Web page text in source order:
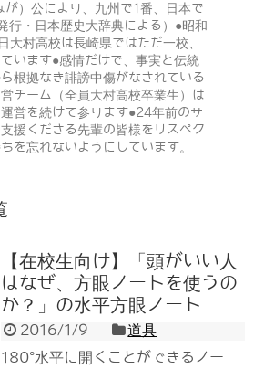
）公により、九州で1番、日本で
行・日本歴史大辞典による）●昭和
村高校は長崎県ではただ一校、
います●感情だけで、事実と伝統
根拠なき誹謗中傷がなされている
チーム（全員大村高校卒業生）は
営を続けて参ります●24年前のサ
援くださる先輩の皆様をリスペク
を忘れないようにしています。
【在校生向け】「頭がいい人
はなぜ、方眼ノートを使うの
か？」の水平方眼ノート
2016/1/9
道具
180°水平に開くことができるノー